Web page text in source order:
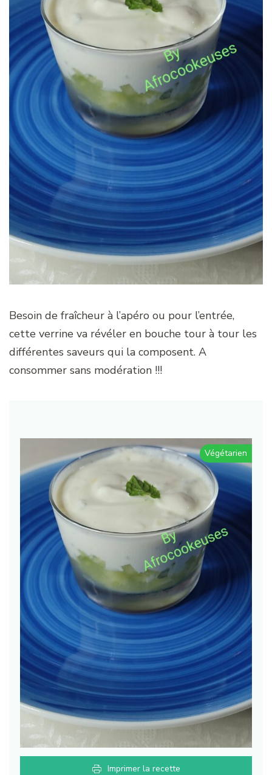
Besoin de fraîcheur à l’apéro ou pour l’entrée,
cette verrine va révéler en bouche tour à tour les
différentes saveurs qui la composent. A
consommer sans modération !!!
Imprimer la recette
Végétarien